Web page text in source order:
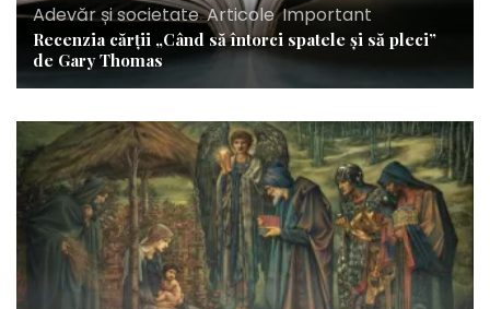
Adevăr și societate,Articole,Important
Recenzia cărții „Când să întorci spatele și să pleci”
de Gary Thomas